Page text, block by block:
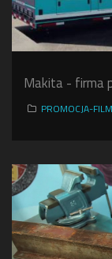
Makita - firma
PROMOCJA-